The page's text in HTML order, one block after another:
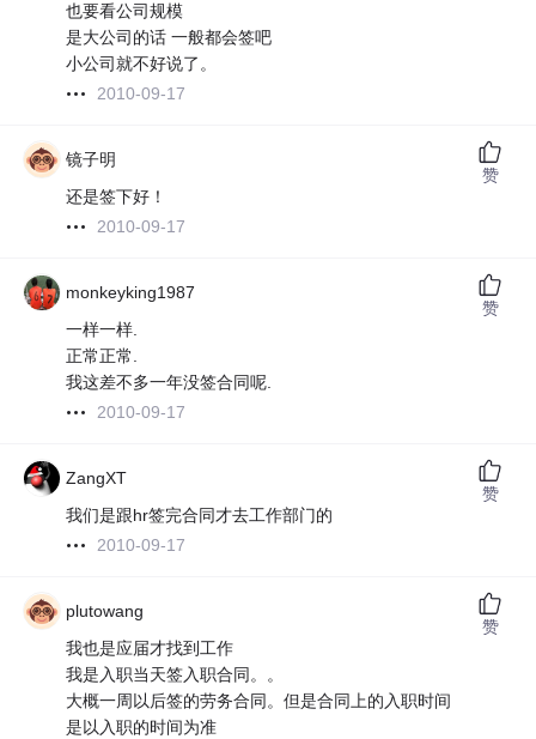
也要看公司规模
是大公司的话 一般都会签吧
小公司就不好说了。
2010-09-17
镜子明
还是签下好！
2010-09-17
赞
monkeyking1987
一样一样.
正常正常.
我这差不多一年没签合同呢.
2010-09-17
赞
ZangXT
我们是跟hr签完合同才去工作部门的
2010-09-17
赞
plutowang
我也是应届才找到工作
我是入职当天签入职合同。。
大概一周以后签的劳务合同。但是合同上的入职时间
是以入职的时间为准
赞